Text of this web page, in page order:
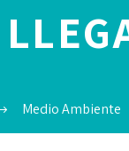
Medio Ambiente